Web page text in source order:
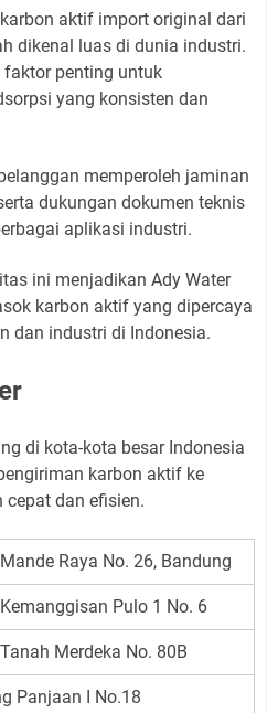
aktif import original dari
dikenal luas di dunia industri.
faktor penting untuk
yang konsisten dan
memperoleh jaminan
dukungan dokumen teknis
aplikasi industri.
ini menjadikan Ady Water
karbon aktif yang dipercaya
dan industri di Indonesia.
di kota-kota besar Indonesia
karbon aktif ke
cepat dan efisien.
Raya No. 26, Bandung
Pulo 1 No. 6
Merdeka No. 80B
Panjaan I No.18